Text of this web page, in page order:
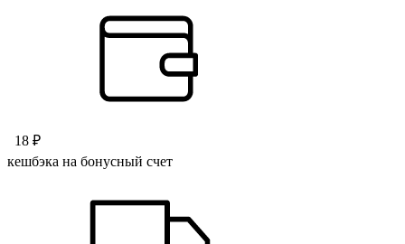
18 ₽
кешбэка на бонусный счет